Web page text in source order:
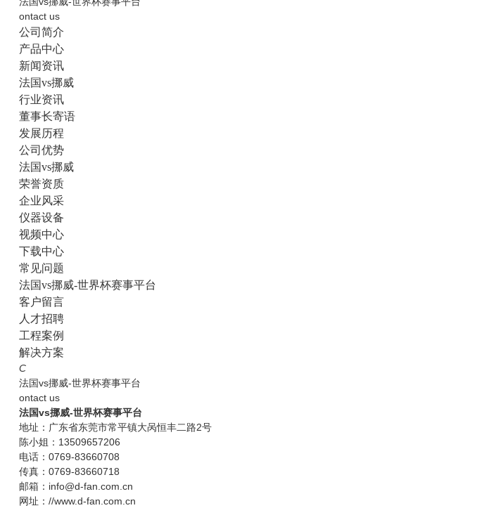
ontact us
公司简介
产品中心
新闻资讯
法国vs挪威
行业资讯
董事长寄语
发展历程
公司优势
法国vs挪威
荣誉资质
企业风采
仪器设备
视频中心
下载中心
常见问题
法国vs挪威-世界杯赛事平台
客户留言
人才招聘
工程案例
解决方案
C
法国vs挪威-世界杯赛事平台
ontact us
法国vs挪威-世界杯赛事平台
地址：广东省东莞市常平镇大呙恒丰二路2号
陈小姐：13509657206
电话：0769-83660708
传真：0769-83660718
邮箱：info@d-fan.com.cn
网址：//www.d-fan.com.cn